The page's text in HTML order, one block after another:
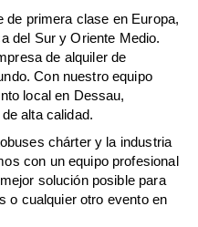
primera clase en Europa,
del Sur y Oriente Medio.
de alquiler de
Con nuestro equipo
local en Dessau,
alta calidad.
chárter y la industria
con un equipo profesional
solución posible para
o cualquier otro evento en